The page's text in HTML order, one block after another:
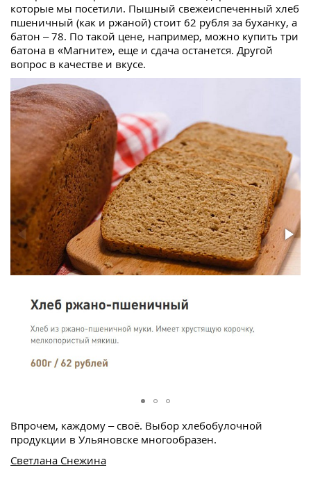
которые мы посетили. Пышный свежеиспеченный хлеб
пшеничный (как и ржаной) стоит 62 рубля за буханку, а
батон – 78. По такой цене, например, можно купить три
батона в «Магните», еще и сдача останется. Другой
вопрос в качестве и вкусе.
Впрочем, каждому – своё. Выбор хлебобулочной
продукции в Ульяновске многообразен.
Светлана Снежина